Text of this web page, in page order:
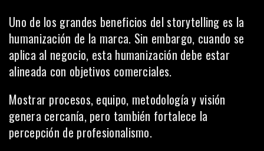
Uno de los grandes beneficios del storytelling es la
humanización de la marca. Sin embargo, cuando se
aplica al negocio, esta humanización debe estar
alineada con objetivos comerciales.
Mostrar procesos, equipo, metodología y visión
genera cercanía, pero también fortalece la
percepción de profesionalismo.